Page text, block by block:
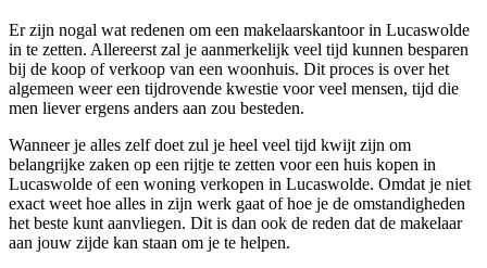
Er zijn nogal wat redenen om een makelaarskantoor in Lucaswolde
in te zetten. Allereerst zal je aanmerkelijk veel tijd kunnen besparen
bij de koop of verkoop van een woonhuis. Dit proces is over het
algemeen weer een tijdrovende kwestie voor veel mensen, tijd die
men liever ergens anders aan zou besteden.
Wanneer je alles zelf doet zul je heel veel tijd kwijt zijn om
belangrijke zaken op een rijtje te zetten voor een huis kopen in
Lucaswolde of een woning verkopen in Lucaswolde. Omdat je niet
exact weet hoe alles in zijn werk gaat of hoe je de omstandigheden
het beste kunt aanvliegen. Dit is dan ook de reden dat de makelaar
aan jouw zijde kan staan om je te helpen.